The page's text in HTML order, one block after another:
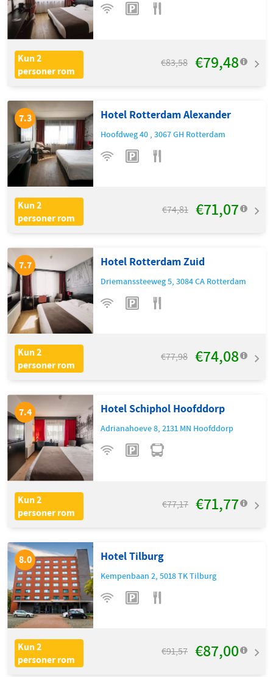
8.0 Hotel Tilburg
Kempenbaan 2,5018 TKTilburg
Kun 2
personer rom
€91,57 €87,00
7.4 Hotel Schiphol Hoofddorp
Adrianahoeve 8,2131 MN Hoofddorp
Kun 2
personer rom
€77,17 €71,77
7.7 Hotel Rotterdam Zuid
Driemanssteeweg 5,3084 CA Rotterdam
Kun 2
personer rom
€77,98 €74,08
7.3 Hotel Rotterdam Alexander
Hoofdweg 40 ,3067 GH Rotterdam
Kun 2
personer rom
€74,81 €71,07
Kun 2
personer rom
€83,58 €79,48